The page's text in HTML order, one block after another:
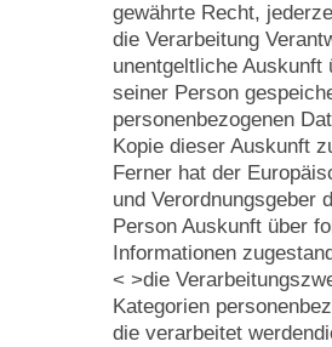
gewährte Recht,
die Verarbeitung
unentgeltliche Auskunft
seiner Person
personenbezogenen
Kopie dieser Auskunft
Ferner hat der
und Verordnungsgeber
Person Auskunft über
Informationen
< >die
Kategorien
die verarbeitet